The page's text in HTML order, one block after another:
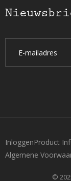
InloggenProduct
Algemene
©